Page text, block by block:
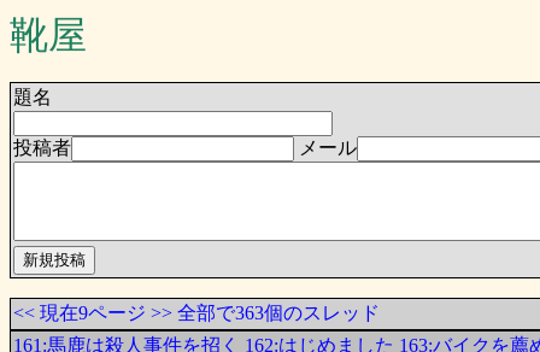
靴屋
題名
投稿者 メール
<< 現在9ページ >> 全部で363個のスレッド
161:馬鹿は殺人事件を招く
162:はじめました 163:バイクを薦